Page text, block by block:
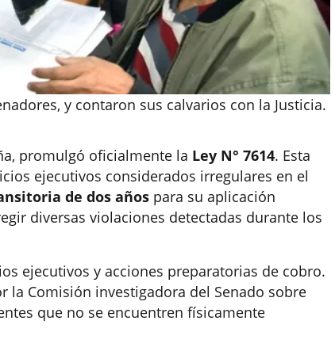
y contaron sus calvarios con la Justicia.
promulgó oficialmente la Ley N° 7614. Esta
ejecutivos considerados irregulares en el
de dos años para su aplicación
diversas violaciones detectadas durante los
ejecutivos y acciones preparatorias de cobro.
la Comisión investigadora del Senado sobre
que no se encuentren físicamente